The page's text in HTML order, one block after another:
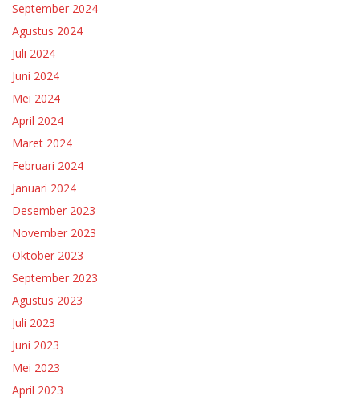
September 2024
Agustus 2024
Juli 2024
Juni 2024
Mei 2024
April 2024
Maret 2024
Februari 2024
Januari 2024
Desember 2023
November 2023
Oktober 2023
September 2023
Agustus 2023
Juli 2023
Juni 2023
Mei 2023
April 2023